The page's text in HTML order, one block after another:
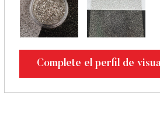
Complete el perfil de